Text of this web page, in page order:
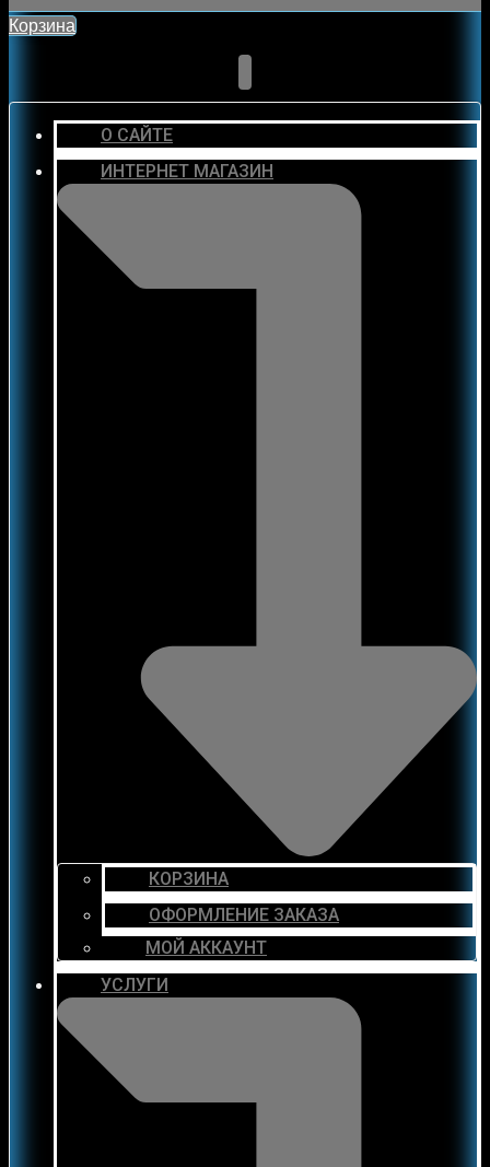
Корзина
О САЙТЕ
ИНТЕРНЕТ МАГАЗИН
КОРЗИНА
ОФОРМЛЕНИЕ ЗАКАЗА
МОЙ АККАУНТ
УСЛУГИ